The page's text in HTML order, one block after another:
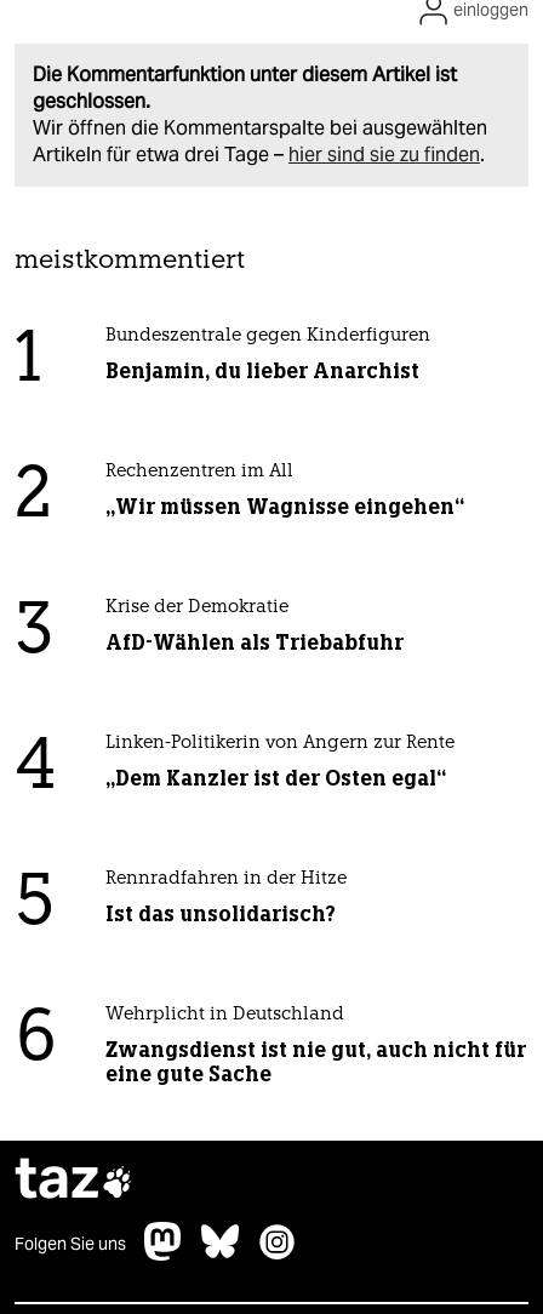
Die Kommentarfunktion unter diesem Artikel ist
geschlossen.
Wir öffnen die Kommentarspalte bei ausgewählten
Artikeln für etwa drei Tage – hier sind sie zu finden.
einloggen
meistkommentiert
1 Bundeszentrale gegen Kinderfiguren
Benjamin, du lieber Anarchist
2 Rechenzentren im All
„Wir müssen Wagnisse eingehen“
3 Krise der Demokratie
AfD-Wählen als Triebabfuhr
4 Linken-Politikerin von Angern zur Rente
„Dem Kanzler ist der Osten egal“
5 Rennradfahren in der Hitze
Ist das unsolidarisch?
6 Wehrplicht in Deutschland
Zwangsdienst ist nie gut, auch nicht für
eine gute Sache
taz
Folgen Sie uns